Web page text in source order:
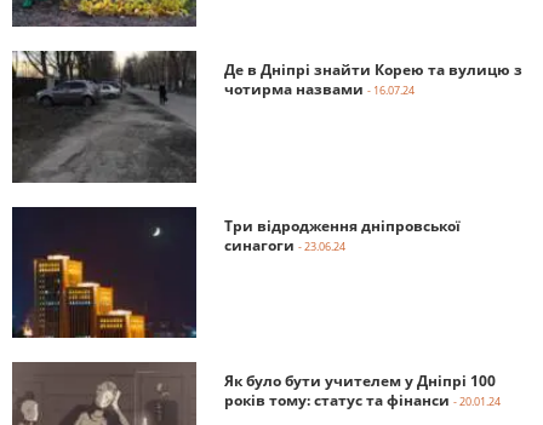
Де в Дніпрі знайти Корею та вулицю з
чотирма назвами - 16.07.24
Три відродження дніпровської
синагоги - 23.06.24
Як було бути учителем у Дніпрі 100
років тому: статус та фінанси - 20.01.24